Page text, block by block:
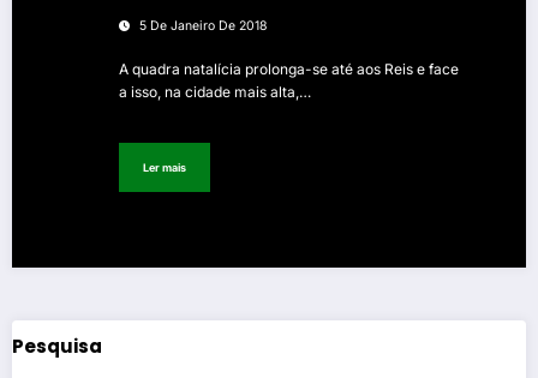
5 De Janeiro De 2018
A quadra natalícia prolonga-se até aos Reis e face
a isso, na cidade mais alta,…
Ler mais
Pesquisa